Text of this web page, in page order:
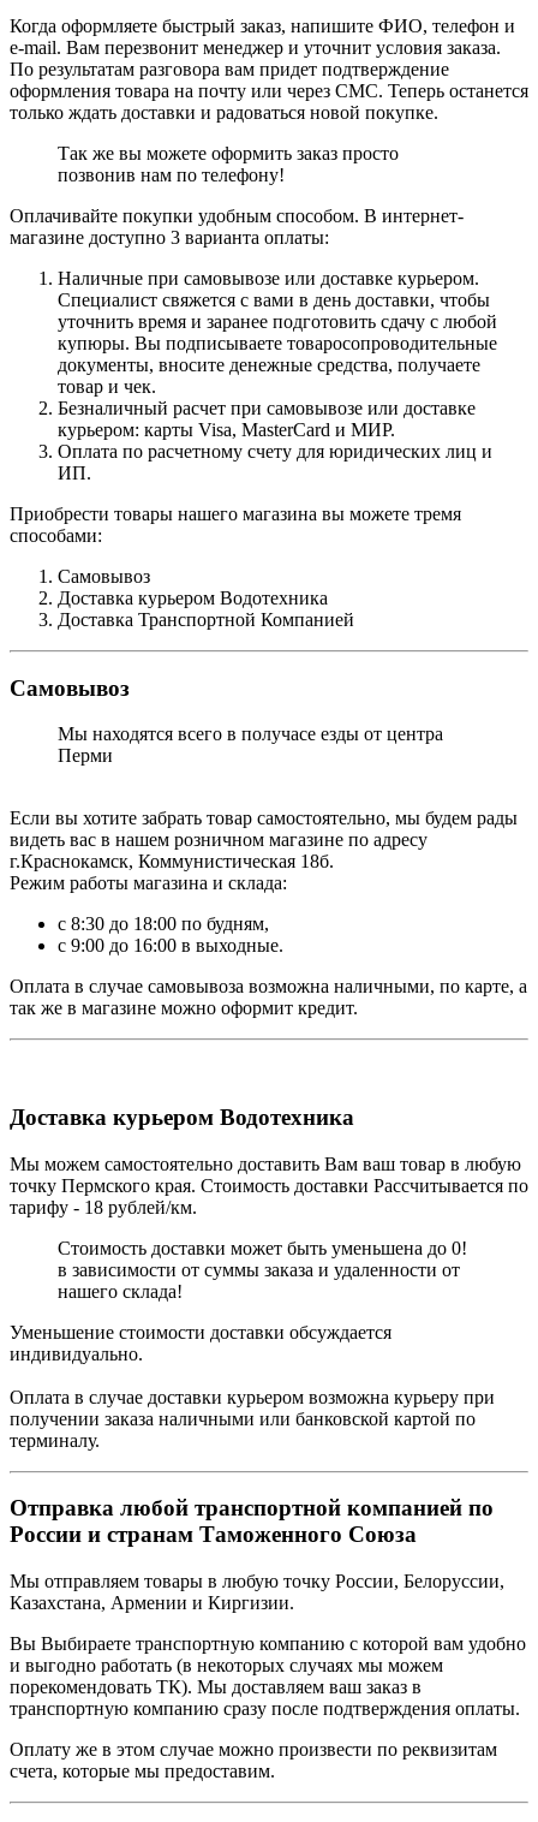
Когда оформляете быстрый заказ, напишите ФИО, телефон и
e-mail. Вам перезвонит менеджер и уточнит условия заказа.
По результатам разговора вам придет подтверждение
оформления товара на почту или через СМС. Теперь останется
только ждать доставки и радоваться новой покупке.
Так же вы можете оформить заказ просто
позвонив нам по телефону!
Оплачивайте покупки удобным способом. В интернет-
магазине доступно 3 варианта оплаты:
Наличные при самовывозе или доставке курьером.
Специалист свяжется с вами в день доставки, чтобы
уточнить время и заранее подготовить сдачу с любой
купюры. Вы подписываете товаросопроводительные
документы, вносите денежные средства, получаете
товар и чек.
Безналичный расчет при самовывозе или доставке
курьером: карты Visa, MasterCard и МИР.
Оплата по расчетному счету для юридических лиц и
ИП.
Приобрести товары нашего магазина вы можете тремя
способами:
Самовывоз
Доставка курьером Водотехника
Доставка Транспортной Компанией
Самовывоз
Мы находятся всего в получасе езды от центра
Перми
Если вы хотите забрать товар самостоятельно, мы будем рады
видеть вас в нашем розничном магазине по адресу
г.Краснокамск, Коммунистическая 18б.
Режим работы магазина и склада:
с 8:30 до 18:00 по будням,
с 9:00 до 16:00 в выходные.
Оплата в случае самовывоза возможна наличными, по карте, а
так же в магазине можно оформит кредит.
Доставка курьером Водотехника
Мы можем самостоятельно доставить Вам ваш товар в любую
точку Пермского края. Стоимость доставки Рассчитывается по
тарифу - 18 рублей/км.
Стоимость доставки может быть уменьшена до 0!
в зависимости от суммы заказа и удаленности от
нашего склада!
Уменьшение стоимости доставки обсуждается
индивидуально.
Оплата в случае доставки курьером возможна курьеру при
получении заказа наличными или банковской картой по
терминалу.
Отправка любой транспортной компанией по
России и странам Таможенного Союза
Мы отправляем товары в любую точку России, Белоруссии,
Казахстана, Армении и Киргизии.
Вы Выбираете транспортную компанию с которой вам удобно
и выгодно работать (в некоторых случаях мы можем
порекомендовать ТК). Мы доставляем ваш заказ в
транспортную компанию сразу после подтверждения оплаты.
Оплату же в этом случае можно произвести по реквизитам
счета, которые мы предоставим.